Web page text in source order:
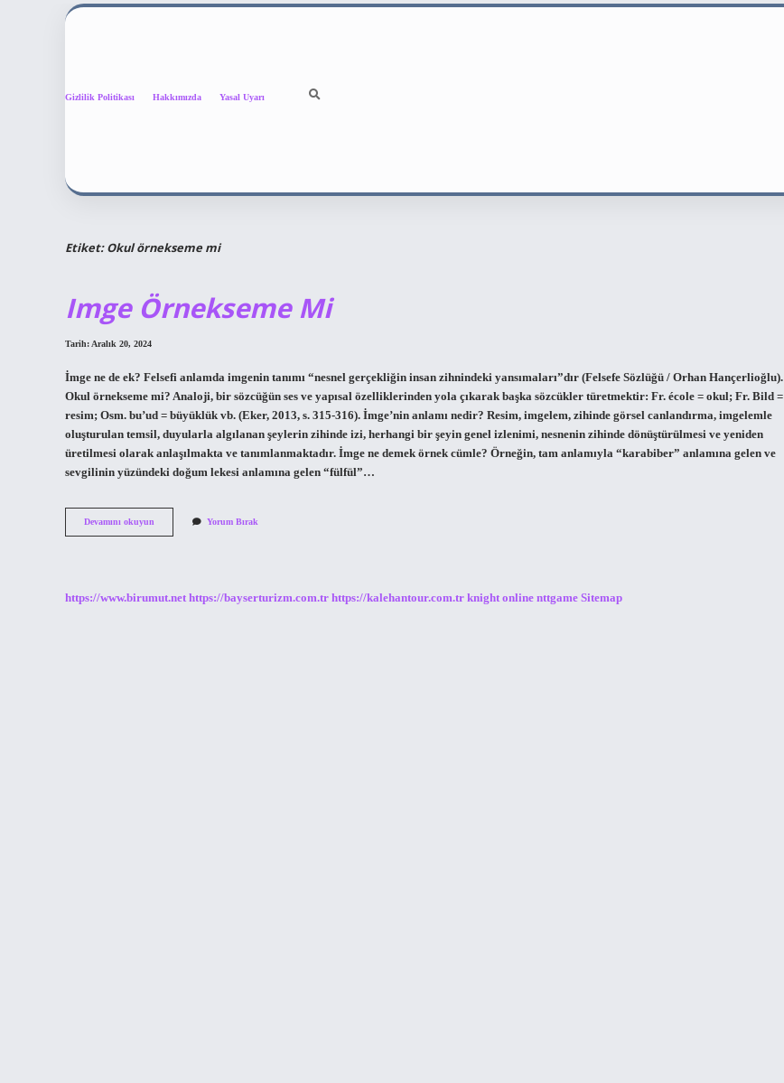
Gizlilik Politikası Hakkımızda Yasal Uyarı
Etiket:Okul örnekseme mi
Imge Örnekseme Mi
Tarih: Aralık 20, 2024
İmge ne de ek? Felsefi anlamda imgenin tanımı “nesnel gerçekliğin insan zihnindeki yansımaları”dır (Felsefe Sözlüğü / Orhan Hançerlioğlu).
Okul örnekseme mi? Analoji, bir sözcüğün ses ve yapısal özelliklerinden yola çıkarak başka sözcükler türetmektir: Fr. école = okul; Fr. Bild =
resim; Osm. bu’ud = büyüklük vb. (Eker, 2013, s. 315-316). İmge’nin anlamı nedir? Resim, imgelem, zihinde görsel canlandırma, imgelemle
oluşturulan temsil, duyularla algılanan şeylerin zihinde izi, herhangi bir şeyin genel izlenimi, nesnenin zihinde dönüştürülmesi ve yeniden
üretilmesi olarak anlaşılmakta ve tanımlanmaktadır. İmge ne demek örnek cümle? Örneğin, tam anlamıyla “karabiber” anlamına gelen ve
sevgilinin yüzündeki doğum lekesi anlamına gelen “fülfül”…
Devamını okuyun
Örnekseme
Yorum Bırak
https://www.birumut.net https://bayserturizm.com.tr https://kalehantour.com.tr knight online nttgame Sitemap